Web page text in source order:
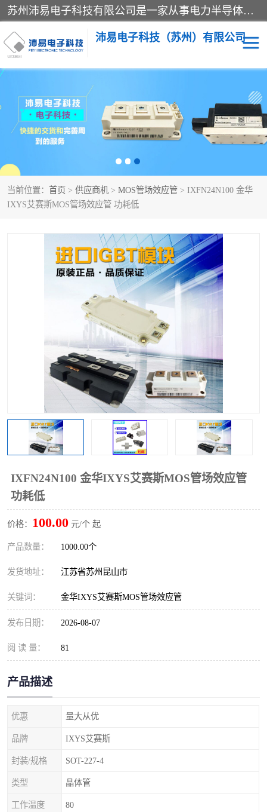
苏州沛易电子科技有限公司是一家从事电力半导体器件和电子元器件的专业代理及分销商，产品包括：IGBT模块、IPM模块、PIM模块、二极管、三极管、可控硅、整流桥、IGBT单管、IGBT电路驱动板、GTR达林顿模块、快恢复二极管、肖特基二极管、熔断器、IC集成电路、快速熔断器等。
沛易电子科技（苏州）有限公司
当前位置： 首页 > 供应商机 > MOS管场效应管 > IXFN24N100 金华
IXYS艾赛斯MOS管场效应管 功耗低
IXFN24N100 金华IXYS艾赛斯MOS管场效应管
功耗低
价格： 100.00 元/个 起
产品数量： 1000.00个
发货地址： 江苏省苏州昆山市
关键词： 金华IXYS艾赛斯MOS管场效应管
发布日期： 2026-08-07
阅 读 量： 81
产品描述
优惠 量大从优
品牌 IXYS艾赛斯
封装/规格 SOT-227-4
类型 晶体管
工作温度 80
西门康 英飞凌
快恢复二极管 英飞凌IGBT模块
SEMIKRON西门康IGBT SEMIKRON西门康可控硅
器
MOS管场效应管 晶闸管